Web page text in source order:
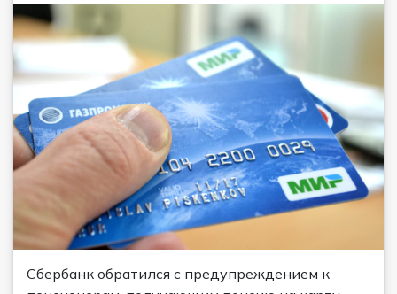
Сбербанк обратился с предупреждением к